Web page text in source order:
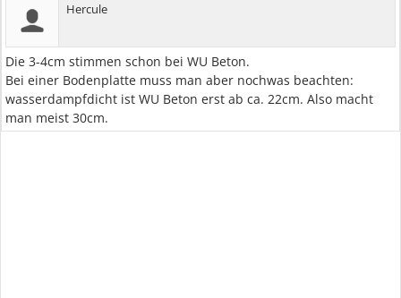
Hercule
Die 3-4cm stimmen schon bei WU Beton.
Bei einer Bodenplatte muss man aber nochwas beachten:
wasserdampfdicht ist WU Beton erst ab ca. 22cm. Also macht
man meist 30cm.